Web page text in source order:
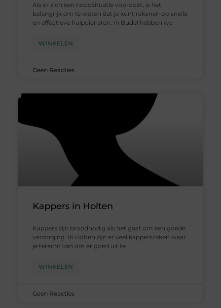
Als er zich een noodsituatie voordoet, is het
belangrijk om te weten dat je kunt rekenen op snelle
en effectieve hulpdiensten. In Budel hebben we
WINKELEN
Geen Reacties
Kappers in Holten
Kappers zijn broodnodig als het gaat om een goede
verzorging. In Holten zijn er veel kapperszaken waar
je terecht kan om er goed uit te
WINKELEN
Geen Reacties